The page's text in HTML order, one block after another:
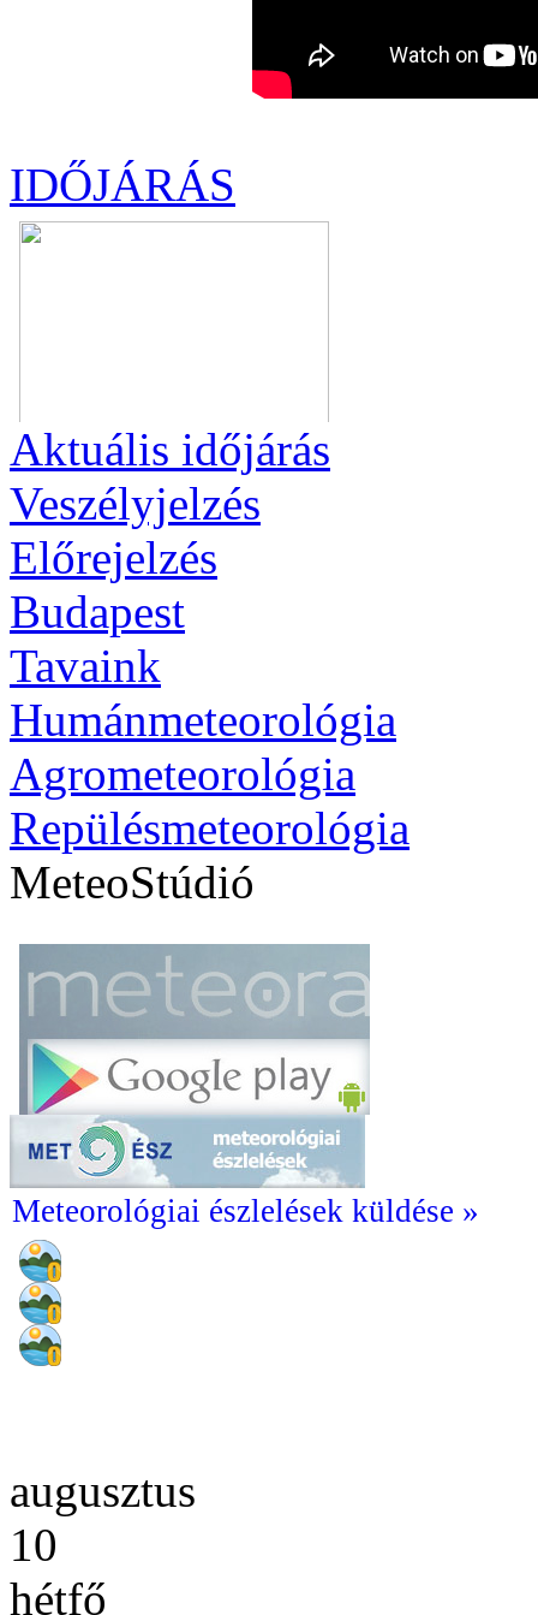
IDŐJÁRÁS
Aktuális időjárás
Veszélyjelzés
Előrejelzés
Budapest
Tavaink
Humánmeteorológia
Agrometeorológia
Repülésmeteorológia
MeteoStúdió
Meteorológiai észlelések küldése »
augusztus
10
hétfő